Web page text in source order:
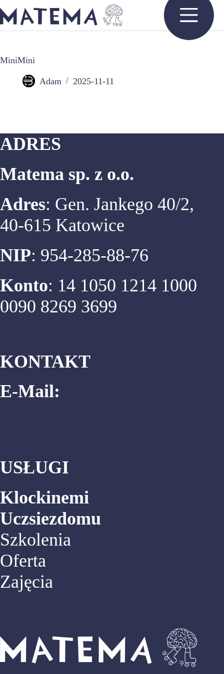
do
treści
MiniMini
Adam 2025-11-11
ADRES
Matema sp. z o.o.
Adres: Gen. Jankego 40/2,
40-615 Katowice
NIP: 954-285-88-76
Konto: 14 1050 1214 1000
0090 8269 3699
KONTAKT
E-Mail:
USŁUGI
Klockinemi
Uczsiezdomu
Szkolenia
Oferta
Zajęcia